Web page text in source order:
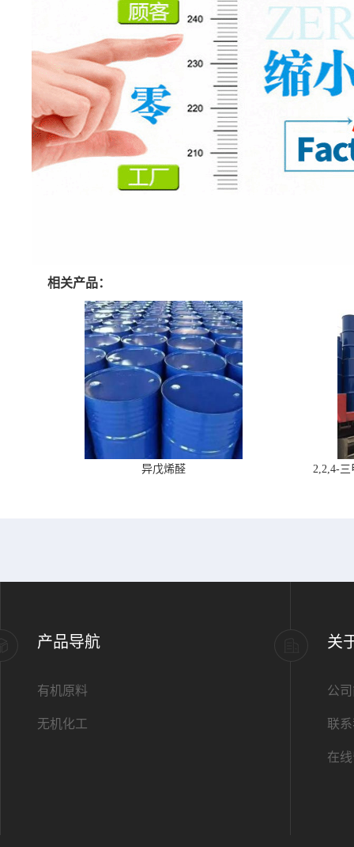
相关产品：
异戊烯醛 2,2,4-
产品导航
有机原料
无机化工
关
公
联
在